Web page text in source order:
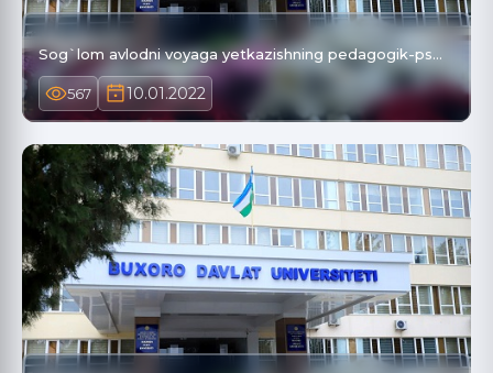
Sog`lom avlodni voyaga yetkazishning pedagogik-ps…
567 10.01.2022